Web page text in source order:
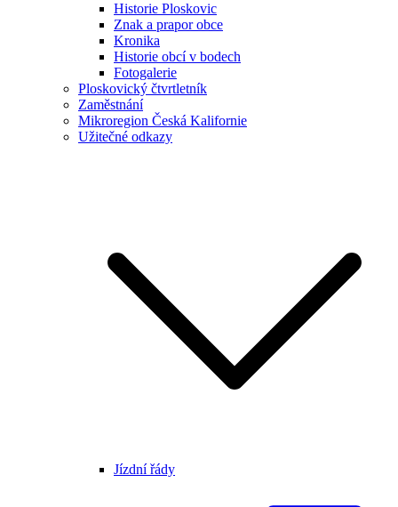
Historie Ploskovic
Znak a prapor obce
Kronika
Historie obcí v bodech
Fotogalerie
Ploskovický čtvrtletník
Zaměstnání
Mikroregion Česká Kalifornie
Užitečné odkazy
Jízdní řády